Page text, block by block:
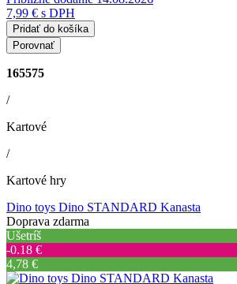
7,99 € s DPH
Pridať do košíka
Porovnať
165575
/
Kartové
/
Kartové hry
Dino toys Dino STANDARD Kanasta
Doprava zdarma
Ušetríš
‐0.18 €
4,78 €